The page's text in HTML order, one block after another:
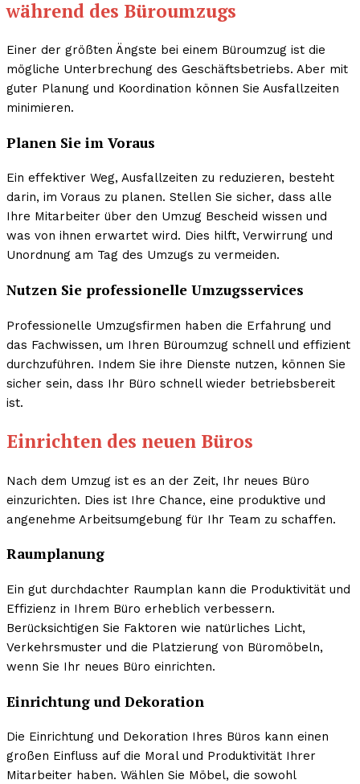
während des Büroumzugs
Einer der größten Ängste bei einem Büroumzug ist die
mögliche Unterbrechung des Geschäftsbetriebs. Aber mit
guter Planung und Koordination können Sie Ausfallzeiten
minimieren.
Planen Sie im Voraus
Ein effektiver Weg, Ausfallzeiten zu reduzieren, besteht
darin, im Voraus zu planen. Stellen Sie sicher, dass alle
Ihre Mitarbeiter über den Umzug Bescheid wissen und
was von ihnen erwartet wird. Dies hilft, Verwirrung und
Unordnung am Tag des Umzugs zu vermeiden.
Nutzen Sie professionelle Umzugsservices
Professionelle Umzugsfirmen haben die Erfahrung und
das Fachwissen, um Ihren Büroumzug schnell und effizient
durchzuführen. Indem Sie ihre Dienste nutzen, können Sie
sicher sein, dass Ihr Büro schnell wieder betriebsbereit
ist.
Einrichten des neuen Büros
Nach dem Umzug ist es an der Zeit, Ihr neues Büro
einzurichten. Dies ist Ihre Chance, eine produktive und
angenehme Arbeitsumgebung für Ihr Team zu schaffen.
Raumplanung
Ein gut durchdachter Raumplan kann die Produktivität und
Effizienz in Ihrem Büro erheblich verbessern.
Berücksichtigen Sie Faktoren wie natürliches Licht,
Verkehrsmuster und die Platzierung von Büromöbeln,
wenn Sie Ihr neues Büro einrichten.
Einrichtung und Dekoration
Die Einrichtung und Dekoration Ihres Büros kann einen
großen Einfluss auf die Moral und Produktivität Ihrer
Mitarbeiter haben. Wählen Sie Möbel, die sowohl